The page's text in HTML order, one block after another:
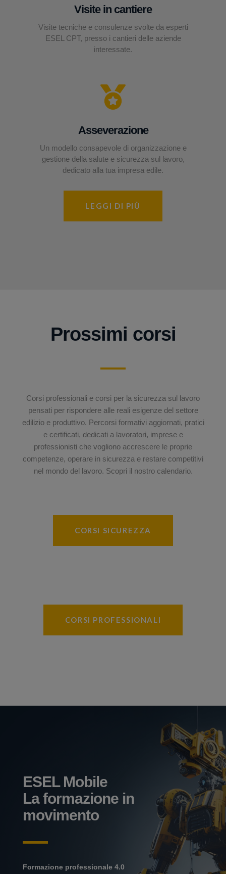
Visite in cantiere
Visite tecniche e consulenze svolte da esperti
ESEL CPT, presso i cantieri delle aziende
interessate.
Asseverazione
Un modello consapevole di organizzazione e
gestione della salute e sicurezza sul lavoro,
dedicato alla tua impresa edile.
LEGGI DI PIÙ
Prossimi corsi
Corsi professionali e corsi per la sicurezza sul lavoro
pensati per rispondere alle reali esigenze del settore
edilizio e produttivo. Percorsi formativi aggiornati, pratici
e certificati, dedicati a lavoratori, imprese e
professionisti che vogliono accrescere le proprie
competenze, operare in sicurezza e restare competitivi
nel mondo del lavoro. Scopri il nostro calendario.
CORSI SICUREZZA
CORSI PROFESSIONALI
ESEL Mobile
La formazione in
movimento
Formazione professionale 4.0